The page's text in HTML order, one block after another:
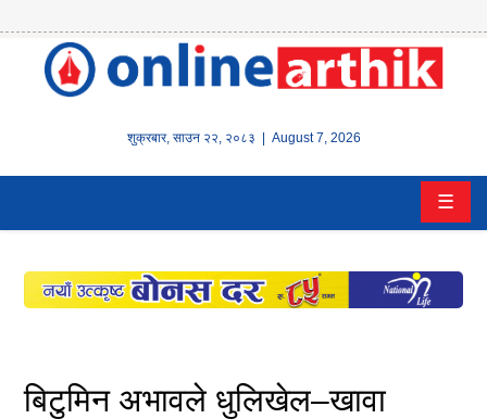
शुक्रबार, साउन २२, २०८३ | August 7, 2026
होम
वित्त
इन्स्योरेन्स
पूँजीबजार
☰
बिटुमिन अभावले धुलिखेल–खावा